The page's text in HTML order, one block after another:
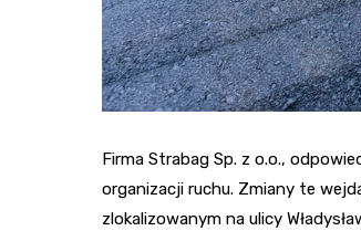
Firma Strabag Sp. z o.o.,
organizacji ruchu. Zmiany te
zlokalizowanym na ulicy